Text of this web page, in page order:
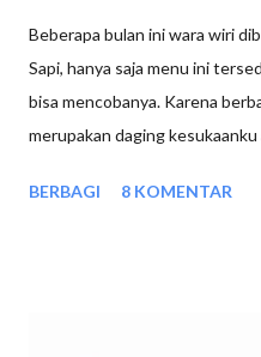
Beberapa bulan ini wara wiri
Sapi, hanya saja menu ini
bisa mencobanya. Karena
merupakan daging
Nusa Tenggara Timur, jika
daging yang dimasak dengan
BERBAGI 8 KOMENTAR